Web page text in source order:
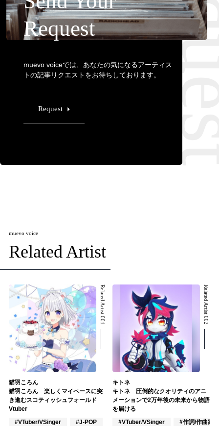
Request
muevo voiceでは、あなたの気になるアーティス
トの記事リクエストをお待ちしております。
Request
muevo voice
Related Artist
Related Artist 001
猫羽ころん
猫羽ころん 楽しくマイペースに突
き進むスコティッシュフォールド
Vtuber
#VTuber/VSinger
#J-POP
Related Artist 002
キトネ
キトネ 圧倒的なクオリティのアニ
メーションで2万年後の未来から物語
を届ける
#VTuber/VSinger
#作詞/作曲家